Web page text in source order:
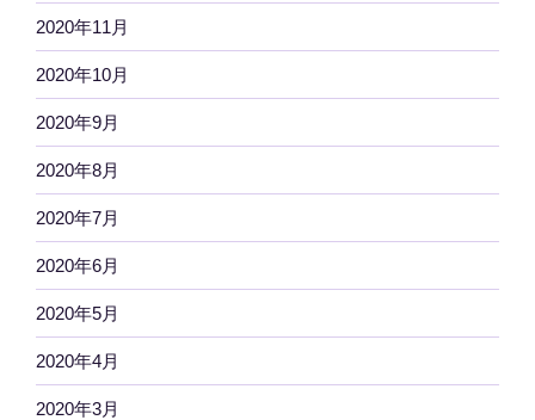
2020年11月
2020年10月
2020年9月
2020年8月
2020年7月
2020年6月
2020年5月
2020年4月
2020年3月